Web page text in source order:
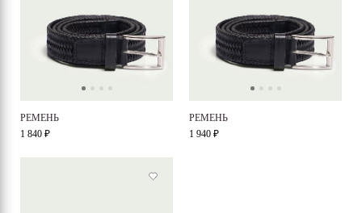
РЕМЕНЬ
1 840 ₽
РЕМЕНЬ
1 940 ₽